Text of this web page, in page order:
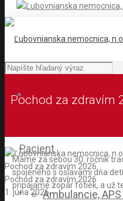
Pacient
Ambulancie,
Pochod za zdravím
Pochod za zdravím 2026
Pochod za zdravím 2026
1. júna 2026
Máme za sebou 30. ročník
spojeného s oslavami dňa
pripájame zopár fotiek, a už